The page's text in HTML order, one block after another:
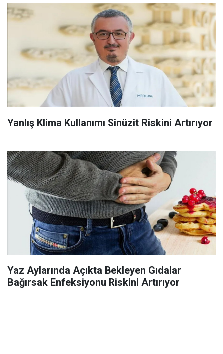
Yanlış Klima Kullanımı Sinüzit Riskini Artırıyor
Yaz Aylarında Açıkta Bekleyen Gıdalar
Bağırsak Enfeksiyonu Riskini Artırıyor